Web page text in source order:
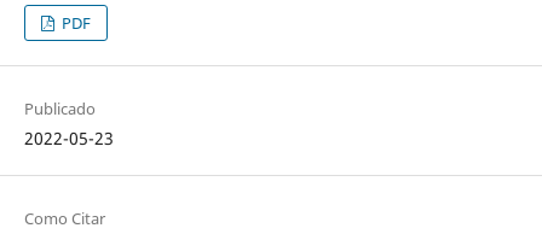
PDF
Publicado
2022-05-23
Como Citar